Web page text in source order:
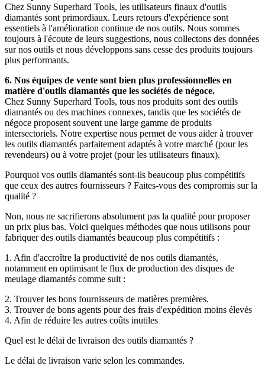
Chez Sunny Superhard Tools, les utilisateurs finaux d'outils
diamantés sont primordiaux. Leurs retours d'expérience sont
essentiels à l'amélioration continue de nos outils. Nous sommes
toujours à l'écoute de leurs suggestions, nous collectons des données
sur nos outils et nous développons sans cesse des produits toujours
plus performants.
6. Nos équipes de vente sont bien plus professionnelles en
matière d'outils diamantés que les sociétés de négoce.
Chez Sunny Superhard Tools, tous nos produits sont des outils
diamantés ou des machines connexes, tandis que les sociétés de
négoce proposent souvent une large gamme de produits
intersectoriels. Notre expertise nous permet de vous aider à trouver
les outils diamantés parfaitement adaptés à votre marché (pour les
revendeurs) ou à votre projet (pour les utilisateurs finaux).
Pourquoi vos outils diamantés sont-ils beaucoup plus compétitifs
que ceux des autres fournisseurs ? Faites-vous des compromis sur la
qualité ?
Non, nous ne sacrifierons absolument pas la qualité pour proposer
un prix plus bas. Voici quelques méthodes que nous utilisons pour
fabriquer des outils diamantés beaucoup plus compétitifs :
1. Afin d'accroître la productivité de nos outils diamantés,
notamment en optimisant le flux de production des disques de
meulage diamantés comme suit :
2. Trouver les bons fournisseurs de matières premières.
3. Trouver de bons agents pour des frais d'expédition moins élevés
4. Afin de réduire les autres coûts inutiles
Quel est le délai de livraison des outils diamantés ?
Le délai de livraison varie selon les commandes.